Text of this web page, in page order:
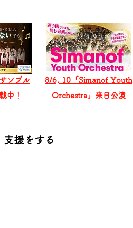
ンブル
中！
8/6, 10「Simanof Youth
Orchestra」来日公演
支援をする